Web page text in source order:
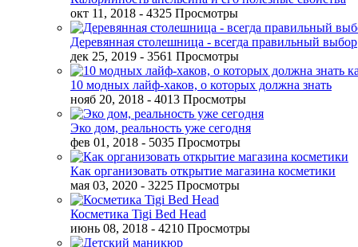
окт 11, 2018 - 4325 Просмотры
Деревянная столешница - всегда правильный выбор
дек 25, 2019 - 3561 Просмотры
10 модных лайф-хаков, о которых должна знать
нояб 20, 2018 - 4013 Просмотры
Эко дом, реальность уже сегодня
фев 01, 2018 - 5035 Просмотры
Как организовать открытие магазина косметики
мая 03, 2020 - 3225 Просмотры
Косметика Tigi Bed Head
июнь 08, 2018 - 4210 Просмотры